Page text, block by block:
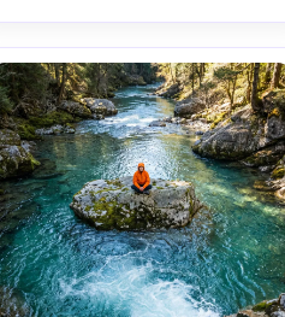
retrato en primer plano, enfoque
nítido, reflejos húmedos realistas,
editorial de alta gama --
ar 4:5